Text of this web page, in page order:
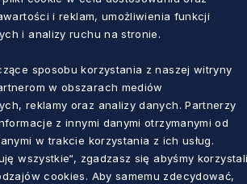
i reklam, umożliwienia funkcji
i analizy ruchu na stronie.
sposobu korzystania z naszej witryny
w obszarach mediów
reklamy oraz analizy danych. Partnerzy
z innymi danymi otrzymanymi od
w trakcie korzystania z ich usług.
wszystkie“, zgadzasz się abyśmy
cookies. Aby samemu zdecydować,